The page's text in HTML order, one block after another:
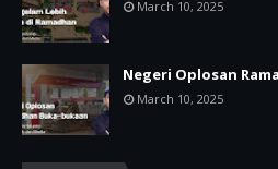
March 10, 2025
Negeri Oplosan
March 10, 2025